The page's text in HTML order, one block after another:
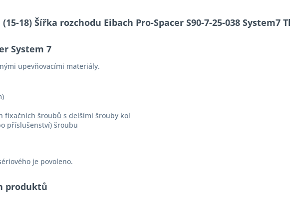
(15-18) Šířka rozchodu Eibach Pro-Spacer S90-7-25-038 System7
System 7
upevňovacími materiály.
fixačních šroubů s delšími šrouby kol
příslušenství) šroubu
je povoleno.
produktů